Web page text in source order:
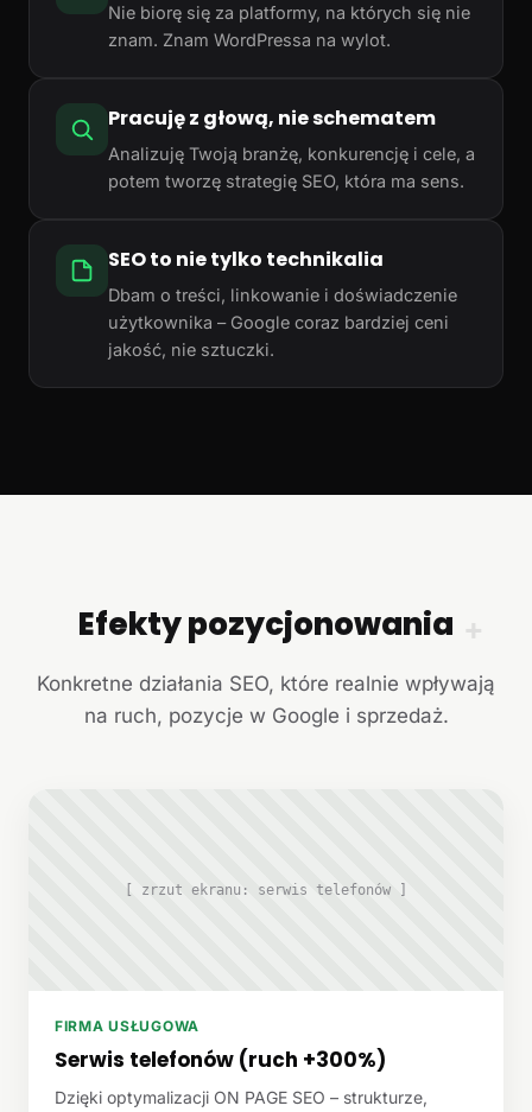
Nie biorę się za platformy, na których się nie
znam. Znam WordPressa na wylot.
Pracuję z głową, nie schematem
Analizuję Twoją branżę, konkurencję i cele, a
potem tworzę strategię SEO, która ma sens.
SEO to nie tylko technikalia
Dbam o treści, linkowanie i doświadczenie
użytkownika – Google coraz bardziej ceni
jakość, nie sztuczki.
+
Efekty pozycjonowania
Konkretne działania SEO, które realnie wpływają
na ruch, pozycje w Google i sprzedaż.
[ zrzut ekranu: serwis telefonów ]
FIRMA USŁUGOWA
Serwis telefonów (ruch +300%)
Dzięki optymalizacji ON PAGE SEO – strukturze,